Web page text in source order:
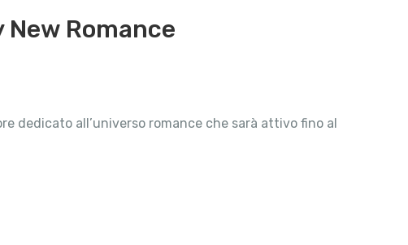
Romance
dedicato all’universo romance che sarà attivo fino al